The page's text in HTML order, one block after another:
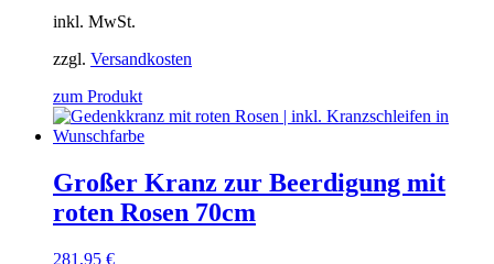
inkl. MwSt.
zzgl. Versandkosten
zum Produkt
Großer Kranz zur Beerdigung mit
roten Rosen 70cm
281,95 €